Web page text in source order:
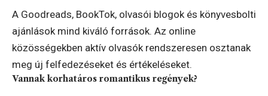
A Goodreads, BookTok, olvasói blogok és könyvesbolti
ajánlások mind kiváló források. Az online
közösségekben aktív olvasók rendszeresen osztanak
meg új felfedezéseket és értékeléseket.
Vannak korhatáros romantikus regények?